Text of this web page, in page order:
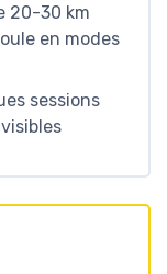
20-30 km
en modes
sessions